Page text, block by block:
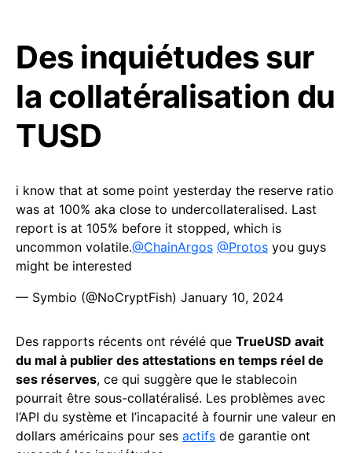
Des inquiétudes sur
la collatéralisation du
TUSD
i know that at some point yesterday the reserve ratio
was at 100% aka close to undercollateralised. Last
report is at 105% before it stopped, which is
uncommon volatile.@ChainArgos @Protos you guys
might be interested
— Symbio (@NoCryptFish) January 10, 2024
Des rapports récents ont révélé que TrueUSD avait
du mal à publier des attestations en temps réel de
ses réserves, ce qui suggère que le stablecoin
pourrait être sous-collatéralisé. Les problèmes avec
l’API du système et l’incapacité à fournir une valeur en
dollars américains pour ses actifs de garantie ont